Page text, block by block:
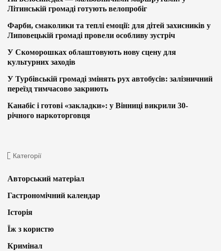
Літинській громаді готують велопробіг
Фарби, смаколики та теплі емоції: для дітей захисників у
Липовецькій громаді провели особливу зустріч
У Скоморошках облаштовують нову сцену для
культурних заходів
У Турбівській громаді змінять рух автобусів: залізничний
переїзд тимчасово закриють
Канабіс і готові «закладки»: у Вінниці викрили 30-
річного наркоторговця
Категорії
Авторський матеріал
Гастрономічний календар
Історія
Їж з користю
Кримінал